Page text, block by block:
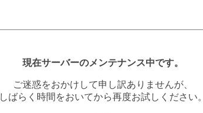
現在サーバーのメンテナンス中です。
ご迷惑をおかけして申し訳ありませんが、
しばらく時間をおいてから再度お試しください。